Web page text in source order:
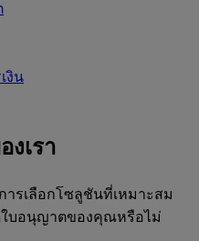
งิน
เรา
ารเลือกโซลูชันที่เหมาะสม
ใบอนุญาตของคุณหรือไม่